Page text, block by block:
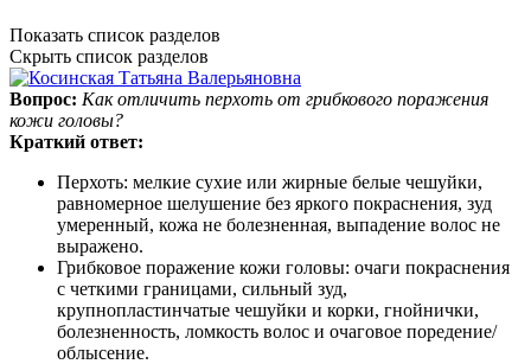
Показать список разделов
Скрыть список разделов
Вопрос: Как отличить перхоть от грибкового поражения
кожи головы?
Краткий ответ:
Перхоть: мелкие сухие или жирные белые чешуйки,
равномерное шелушение без яркого покраснения, зуд
умеренный, кожа не болезненная, выпадение волос не
выражено.
Грибковое поражение кожи головы: очаги покраснения
с четкими границами, сильный зуд,
крупнопластинчатые чешуйки и корки, гнойнички,
болезненность, ломкость волос и очаговое поредение/
облысение.